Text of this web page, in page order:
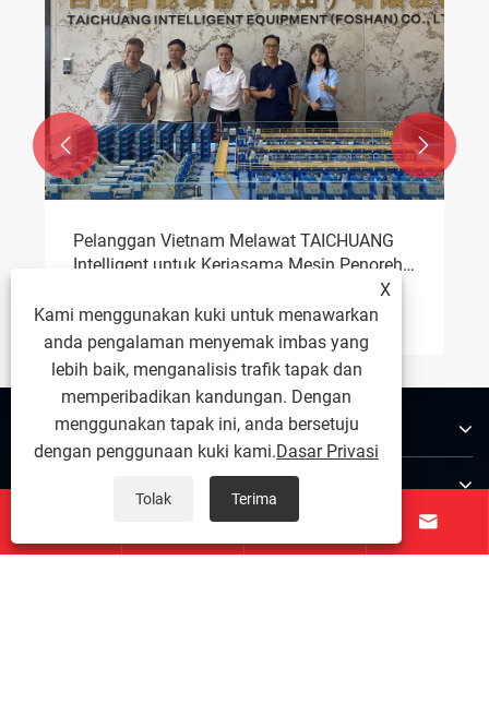
bawah benang berbanding dengan
kedalaman benang?
 
Tentang Kami
Hubungi Kami
 
X
Kami menggunakan kuki untuk menawarkan
anda pengalaman menyemak imbas yang
lebih baik, menganalisis trafik tapak dan
memperibadikan kandungan. Dengan
menggunakan tapak ini, anda bersetuju
dengan penggunaan kuki kami.Dasar Privasi
Tolak Terima